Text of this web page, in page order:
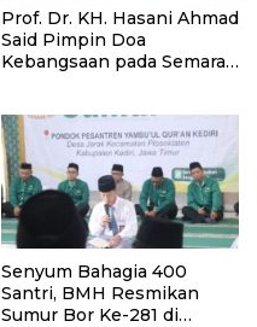
Prof. Dr. KH. Hasani Ahmad
Said Pimpin Doa
Kebangsaan pada Semarak
dan Pemasyarakatan RI
Senyum Bahagia 400
Santri, BMH Resmikan
Sumur Bor Ke-281 di